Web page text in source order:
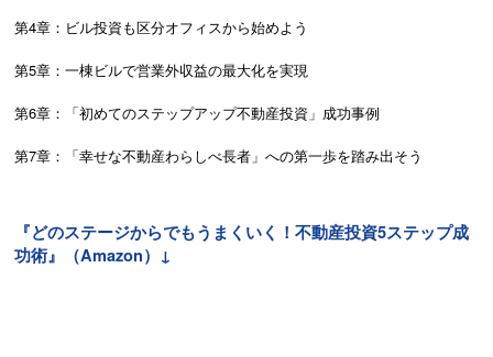
第4章：ビル投資も区分オフィスから始めよう
第5章：一棟ビルで営業外収益の最大化を実現
第6章：「初めてのステップアップ不動産投資」成功事例
第7章：「幸せな不動産わらしべ長者」への第一歩を踏み出そう
『どのステージからでもうまくいく！不動産投資5ステップ成
功術』（Amazon）↓